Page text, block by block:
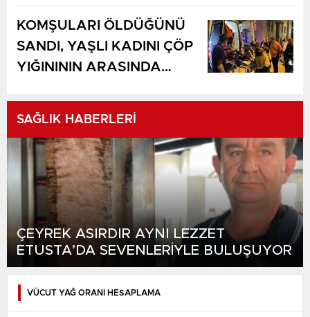
ziyaret
KOMŞULARI ÖLDÜĞÜNÜ
SANDI, YAŞLI KADINI ÇÖP
YIĞINININ ARASINDA
SAĞLIK HABERLERİ
ÇEYREK ASIRDIR AYNI LEZZET
ETUSTA’DA SEVENLERİYLE BULUŞUYOR
VÜCUT YAĞ ORANI HESAPLAMA